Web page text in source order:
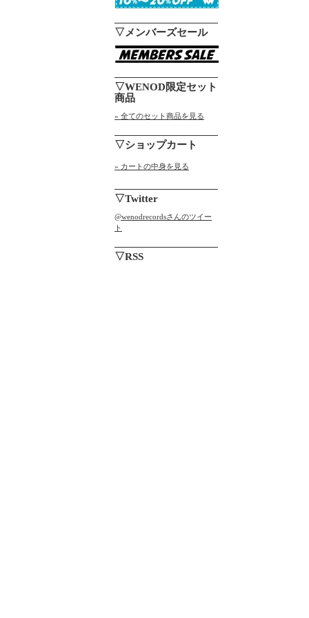
▽メンバーズセール
▽WENOD限定セット
商品
» 全てのセット商品を見る
▽ショップカート
» カートの中身を見る
▽Twitter
@wenodrecordsさんのツイー
ト
▽RSS